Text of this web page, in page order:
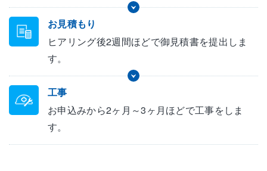
お見積もり
ヒアリング後2週間ほどで御見積書を提出しま
す。
工事
お申込みから2ヶ月～3ヶ月ほどで工事をしま
す。